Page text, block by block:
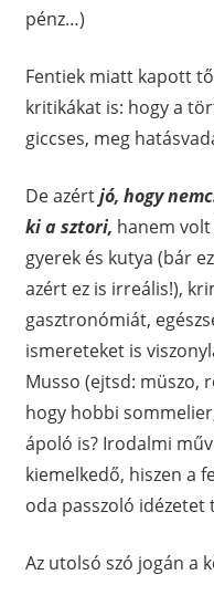
pénz…)
Fentiek miatt kapott
kritikákat is: hogy a
giccses, meg
De azértjó, hogy
ki a sztori, hanem
gyerek és kutya (bár
azért ez is irreális!),
gasztronómiát,
ismereteket is
Musso (ejtsd: müszo,
hogy hobbi
ápoló is? Irodalmi
kiemelkedő, hiszen a
oda passzoló idézetet
Az utolsó szó jogán a